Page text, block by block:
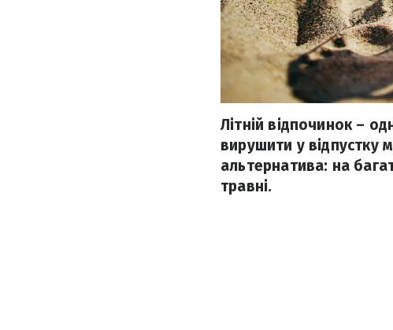
Літній відпочинок –
вирушити у відпустку
альтернатива: на
травні.